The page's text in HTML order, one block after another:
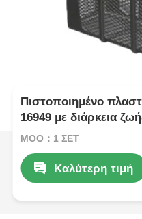
Πιστοποιημένο
16949 με διάρκεια
καλούπιων και
MOQ：1 ΣΕΤ
Καλύτερη τιμή